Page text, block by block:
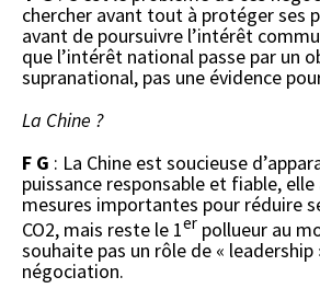
chercher avant tout à protéger ses
avant de poursuivre l’intérêt
que l’intérêt national passe par un
supranational, pas une évidence
La Chine ?
F G : La Chine est soucieuse
puissance responsable et fiable,
mesures importantes pour réduire
CO2, mais reste le 1er pollueur au
souhaite pas un rôle de « leadership
négociation.